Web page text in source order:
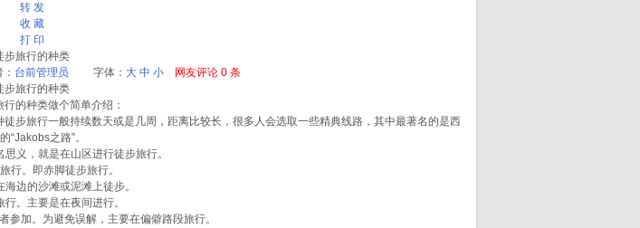
转 发
收 藏
打 印
步旅行的种类
台前管理员 字体： 大 中 小 网友评论 0条
步旅行的种类
行的种类做个简单介绍：
步旅行一般持续数天或是几周，距离比较长，很多人会选取一些精典线路，其中最著名的是西
的“Jakobs之路”。
义，就是在山区进行徒步旅行。
行。即赤脚徒步旅行。
边的沙滩或泥滩上徒步。
。主要是在夜间进行。
参加。为避免误解，主要在偏僻路段旅行。